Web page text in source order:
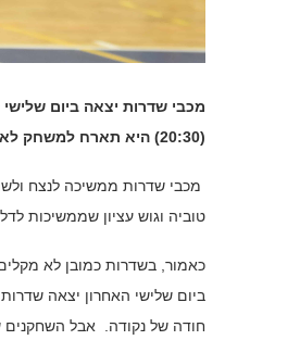
(20:30) היא תארח למשחק לא קל את פסגת זאב.
טוביה וגוש עציון שממשיכות
כאמור, בשדרות כמובן לא
ביום שלישי האחרון יצאה
חודה של נקודה. אבל השחקנים